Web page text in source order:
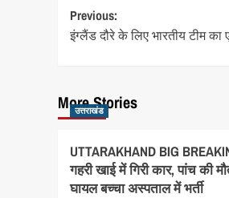
Post
navigation
Previous:
इंग्लैंड दौरे के लिए भारतीय टीम
More Stories
उत्तराखंड
UTTARAKHAND BIG
गहरी खाई में गिरी कार, पांच की
घायल बच्चा अस्पताल में भर्ती